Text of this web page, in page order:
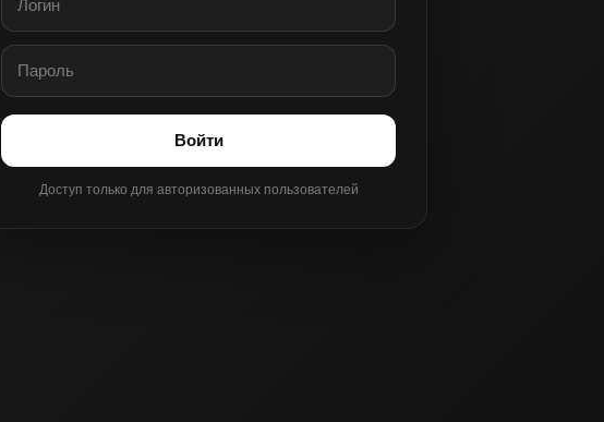
Войти
Доступ только для авторизованных пользователей